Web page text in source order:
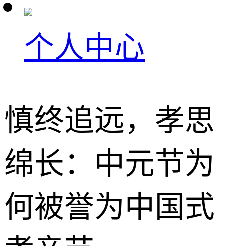
个人中心
慎终追远，孝思
绵长：中元节为
何被誉为中国式